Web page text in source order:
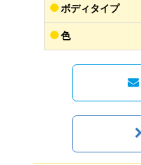
ボディタイプ
色